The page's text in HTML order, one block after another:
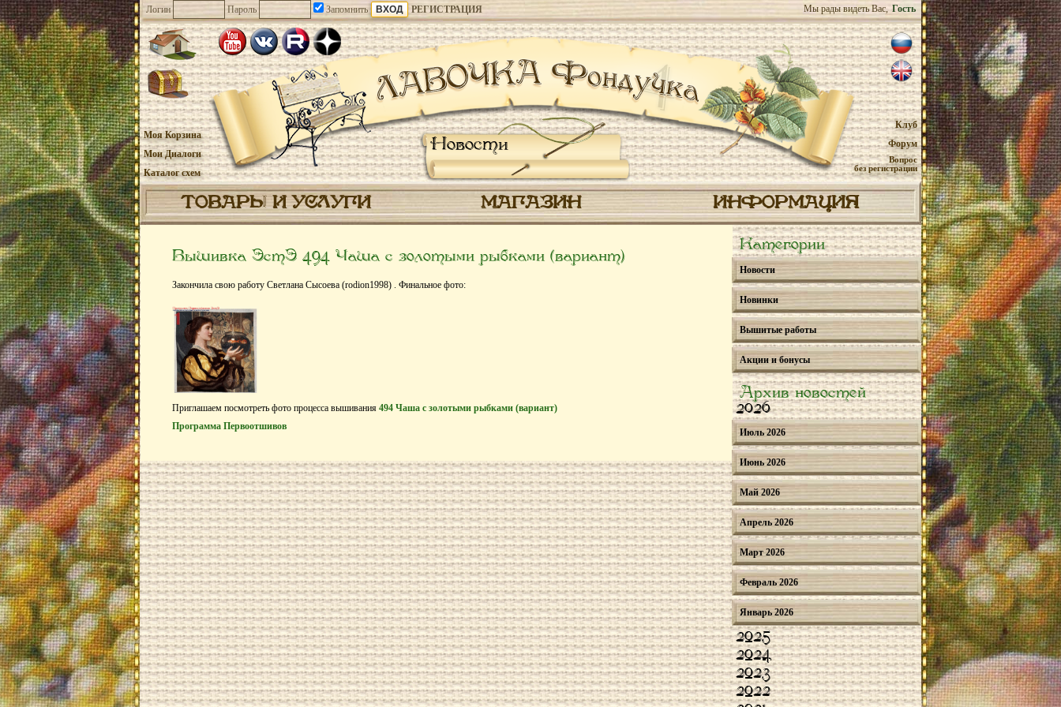
Логин Пароль Запомнить РЕГИСТРАЦИЯ Мы рады видеть Вас, Гость
Новости
Моя Корзина
Мои Диалоги
Каталог схем
Клуб
Форум
Вопрос
без регистрации
ТОВАРЫ И УСЛУГИ МАГАЗИН ИНФОРМАЦИЯ
Вышивка ЭстЭ 494 Чаша с золотыми рыбками (вариант)
Закончила свою работу Светлана Сысоева (rodion1998) . Финальное фото:
Приглашаем посмотреть фото процесса вышивания 494 Чаша с золотыми рыбками (вариант)
Программа Первоотшивов
Категории
Новости
Новинки
Вышитые работы
Акции и бонусы
Архив новостей
2026
Июль 2026
Июнь 2026
Май 2026
Апрель 2026
Март 2026
Февраль 2026
Январь 2026
2025
2024
2023
2022